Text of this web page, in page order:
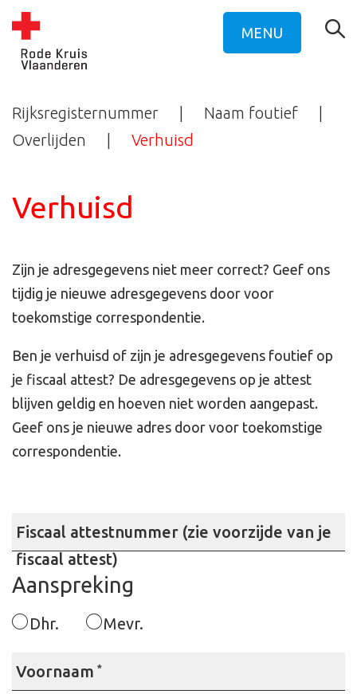
MENU
Rijksregisternummer
Naam foutief
Overlijden
Verhuisd
Verhuisd
Zijn je adresgegevens niet meer correct? Geef ons
tijdig je nieuwe adresgegevens door voor
toekomstige correspondentie.
Ben je verhuisd of zijn je adresgegevens foutief op
je fiscaal attest? De adresgegevens op je attest
blijven geldig en hoeven niet worden aangepast.
Geef ons je nieuwe adres door voor toekomstige
correspondentie.
Fiscaal attestnummer (zie voorzijde van je
fiscaal attest)
Aanspreking
Dhr. Mevr.
Voornaam *